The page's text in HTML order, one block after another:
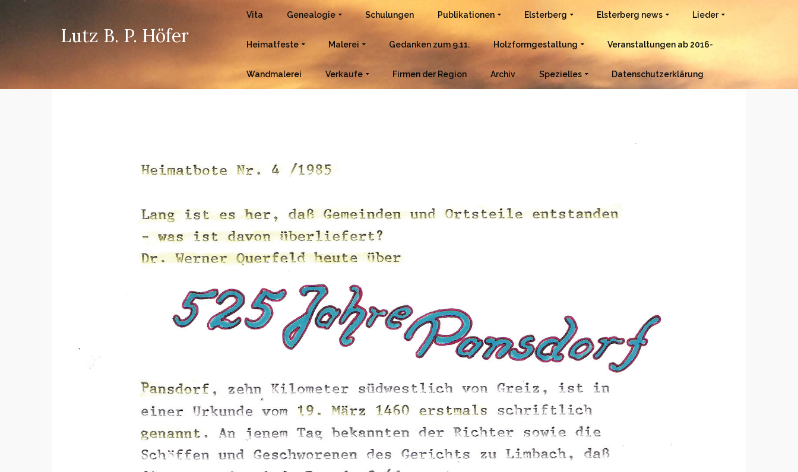
Lutz B. P. Höfer
Vita Genealogie Schulungen Publikationen Elsterberg Elsterberg news Lieder
Heimatfeste Malerei Gedanken zum 9.11. Holzformgestaltung Veranstaltungen ab 2016-
Wandmalerei Verkaufe Firmen der Region Archiv Spezielles Datenschutzerklärung